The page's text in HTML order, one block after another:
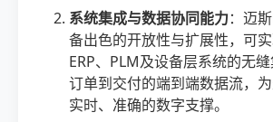
系统集成与数据协同能力：迈
备出色的开放性与扩展性，可
ERP、PLM及设备层系统的无
订单到交付的端到端数据流，
实时、准确的数字支撑。